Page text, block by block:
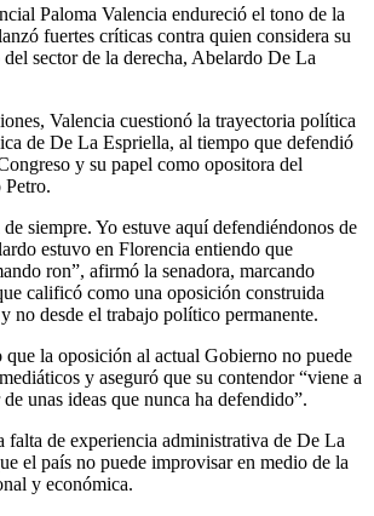
Paloma Valencia endureció el tono de la
fuertes críticas contra quien considera su
sector de la derecha, Abelardo De La
Valencia cuestionó la trayectoria política
de De La Espriella, al tiempo que defendió
y su papel como opositora del
Petro.
siempre. Yo estuve aquí defendiéndonos de
estuvo en Florencia entiendo que
ron”, afirmó la senadora, marcando
calificó como una oposición construida
no desde el trabajo político permanente.
que la oposición al actual Gobierno no puede
y aseguró que su contendor “viene a
unas ideas que nunca ha defendido”.
falta de experiencia administrativa de De La
el país no puede improvisar en medio de la
y económica.